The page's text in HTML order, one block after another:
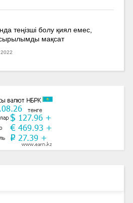
теңізші болу қиял емес,
мақсат